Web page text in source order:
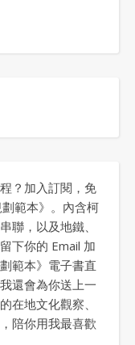
？加入訂閱，免
範本》。內含柯
聯，以及地鐵、
下你的 Email 加
範本》電子書直
還會為你送上一
在地文化觀察、
陪你用我最喜歡